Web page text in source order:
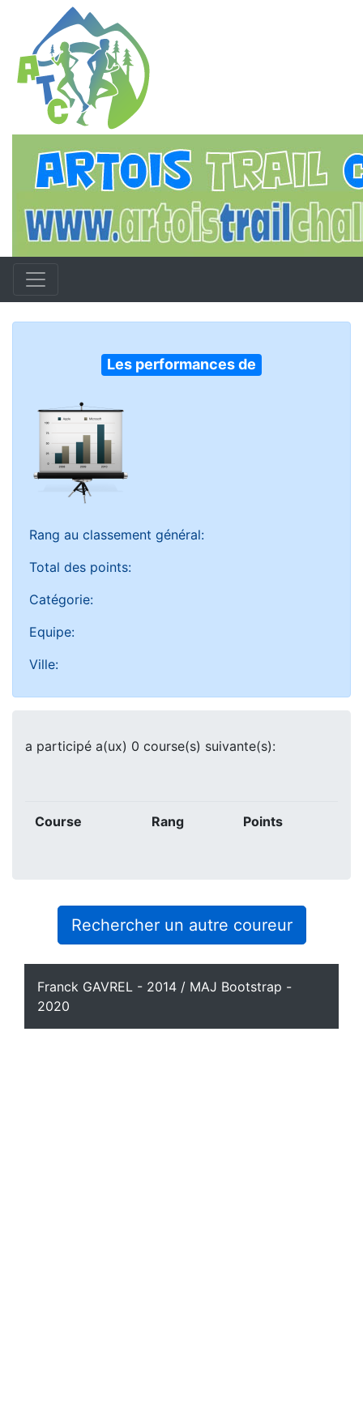
Les performances de
Rang au classement général:
Total des points:
Catégorie:
Equipe:
Ville:
a participé a(ux) 0 course(s) suivante(s):
Course Rang Points
Rechercher un autre coureur
Franck GAVREL - 2014 / MAJ Bootstrap -
2020